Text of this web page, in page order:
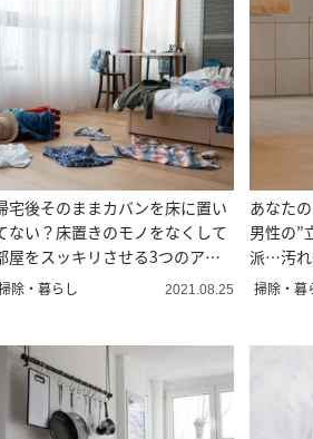
宅後そのままカバンを床に置い
ない？床置きのモノをなくして
屋をスッキリさせる3つのアイ
ア＃整理収納アドバイザー直伝
除・暮らし 2021.08.25
あなた
男性の”
派…汚れ
場所に
掃除・暮